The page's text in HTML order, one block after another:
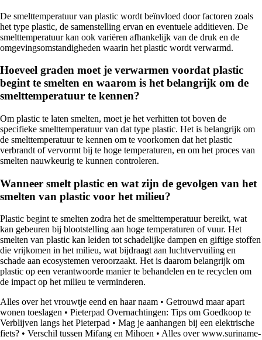
De smelttemperatuur van plastic wordt beïnvloed door factoren zoals
het type plastic, de samenstelling ervan en eventuele additieven. De
smelttemperatuur kan ook variëren afhankelijk van de druk en de
omgevingsomstandigheden waarin het plastic wordt verwarmd.
Hoeveel graden moet je verwarmen voordat plastic
begint te smelten en waarom is het belangrijk om de
smelttemperatuur te kennen?
Om plastic te laten smelten, moet je het verhitten tot boven de
specifieke smelttemperatuur van dat type plastic. Het is belangrijk om
de smelttemperatuur te kennen om te voorkomen dat het plastic
verbrandt of vervormt bij te hoge temperaturen, en om het proces van
smelten nauwkeurig te kunnen controleren.
Wanneer smelt plastic en wat zijn de gevolgen van het
smelten van plastic voor het milieu?
Plastic begint te smelten zodra het de smelttemperatuur bereikt, wat
kan gebeuren bij blootstelling aan hoge temperaturen of vuur. Het
smelten van plastic kan leiden tot schadelijke dampen en giftige stoffen
die vrijkomen in het milieu, wat bijdraagt aan luchtvervuiling en
schade aan ecosystemen veroorzaakt. Het is daarom belangrijk om
plastic op een verantwoorde manier te behandelen en te recyclen om
de impact op het milieu te verminderen.
Alles over het vrouwtje eend en haar naam • Getrouwd maar apart
wonen toeslagen • Pieterpad Overnachtingen: Tips om Goedkoop te
Verblijven langs het Pieterpad • Mag je aanhangen bij een elektrische
fiets? • Verschil tussen Mifang en Mihoen • Alles over www.suriname-